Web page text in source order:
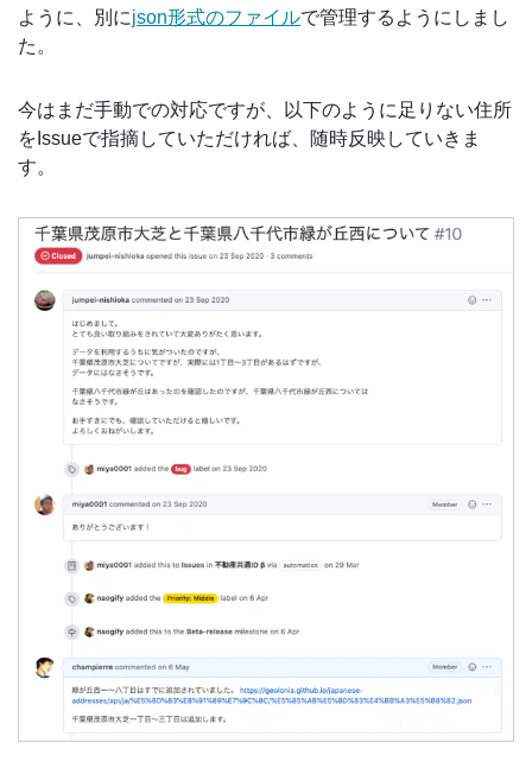
ように、別にjson形式のファイルで管理するようにしまし
た。
今はまだ手動での対応ですが、以下のように足りない住所
をIssueで指摘していただければ、随時反映していきま
す。